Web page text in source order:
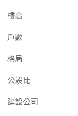
樓高
戶數
格局
公設比
建設公司